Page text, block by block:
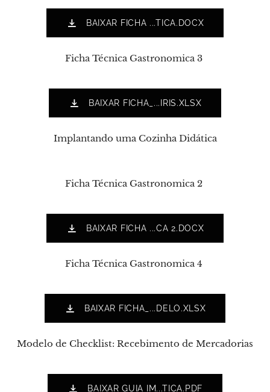
BAIXAR FICHA ...TICA.DOCX
Ficha Técnica Gastronomica 3
BAIXAR FICHA_...IRIS.XLSX
Implantando uma Cozinha Didática
Ficha Técnica Gastronomica 2
BAIXAR FICHA ...CA 2.DOCX
Ficha Técnica Gastronomica 4
BAIXAR FICHA_...DELO.XLSX
Modelo de Checklist: Recebimento de Mercadorias
BAIXAR GUIA IM...TICA.PDF